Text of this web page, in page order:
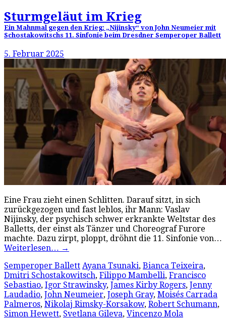
Sturmgeläut im Krieg
Ein Mahnmal gegen den Krieg: „Nijinsky“ von John Neumeier mit
Schostakowitschs 11. Sinfonie beim Dresdner Semperoper Ballett
5. Februar 2025
Eine Frau zieht einen Schlitten. Darauf sitzt, in sich
zurückgezogen und fast leblos, ihr Mann: Vaslav
Nijinsky, der psychisch schwer erkrankte Weltstar des
Balletts, der einst als Tänzer und Choreograf Furore
machte. Dazu zirpt, ploppt, dröhnt die 11. Sinfonie von…
Weiterlesen… →
Semperoper Ballett Ayana Tsunaki, Bianca Teixeira,
Dmitri Schostakowitsch, Filippo Mambelli, Francisco
Sebastiao, Igor Strawinsky, James Kirby Rogers, Jenny
Laudadio, John Neumeier, Joseph Gray, Moisés Carrada
Palmeros, Nikolaj Rimsky-Korsakow, Robert Schumann,
Simon Hewett, Svetlana Gileva, Vincenzo Mola